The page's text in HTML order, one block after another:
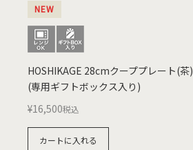
NEW
HOSHIKAGE 28cmクーププレート(茶)
(専用ギフトボックス入り)
¥16,500税込
カートに入れる